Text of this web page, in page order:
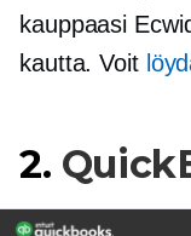
kauppaasi
kautta. Voit
2.